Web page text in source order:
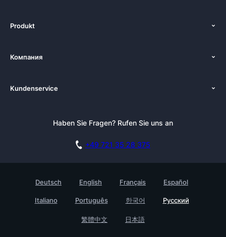
Produkt
тарифные_планы
Альтернативы
Пробный период
Компания
Рассылка
База знаний
Kundenservice
Карьера
Истории клиентов
Haben Sie Fragen? Rufen Sie uns an
+49 721 35 28 375
Deutsch English Français Español
Italiano Português 한국어 Русский
繁體中文 日本語